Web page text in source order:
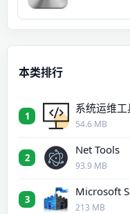
本类排行
1
系统运维工
54.6 MB
2
Net Tools
93.9 MB
3
Microsoft
213 MB